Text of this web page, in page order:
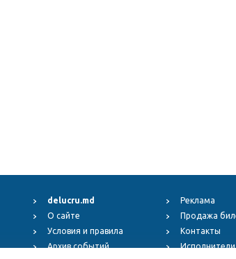
delucru.md
О сайте
Условия и правила
Архив событий
Реклама
Продажа
Контакты
Исполнители